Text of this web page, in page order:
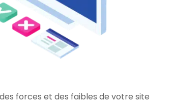
forces et des faibles de votre site